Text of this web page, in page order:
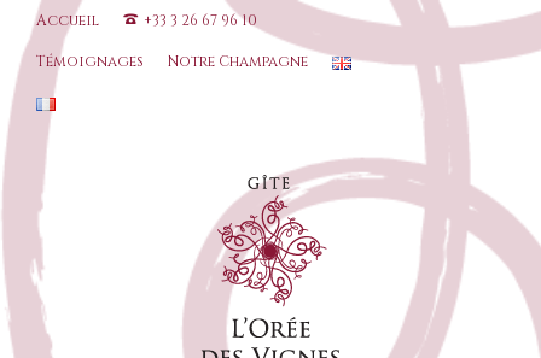
Accueil +33 3 26 67 96 10
Témoignages Notre Champagne